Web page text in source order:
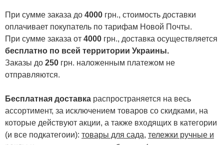
При сумме заказа до 4000 грн., стоимость доставки
оплачивает покупатель по тарифам Новой Почты.
При сумме заказа от 4000 грн., доставка осуществляется
бесплатно по всей территории Украины.
Заказы до 250 грн. наложенным платежом не
отправляются.
Бесплатная доставка распространяется на весь
ассортимент, за исключением товаров со скидками, на
которые действуют акции, а также входящих в категории
(и все подкатегоии): товары для сада, тележки ручные и